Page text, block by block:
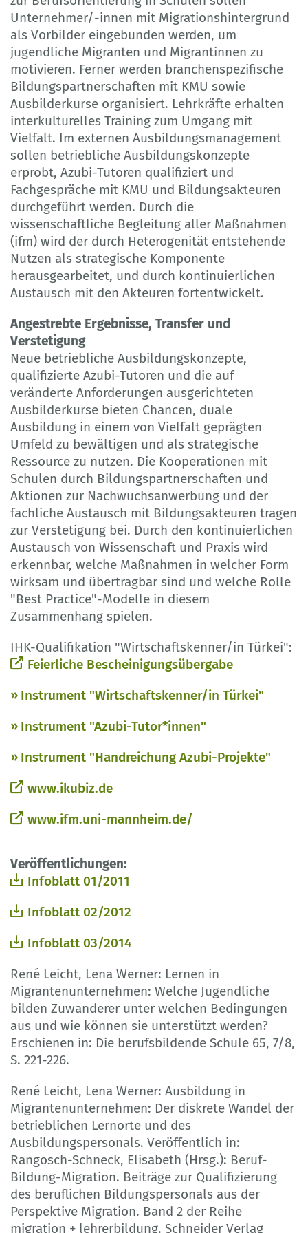
Unternehmer/-innen mit Migrationshintergrund
als Vorbilder eingebunden werden, um
jugendliche Migranten und Migrantinnen zu
motivieren. Ferner werden branchenspezifische
Bildungspartnerschaften mit KMU sowie
Ausbilderkurse organisiert. Lehrkräfte erhalten
interkulturelles Training zum Umgang mit
Vielfalt. Im externen Ausbildungsmanagement
sollen betriebliche Ausbildungskonzepte
erprobt, Azubi-Tutoren qualifiziert und
Fachgespräche mit KMU und Bildungsakteuren
durchgeführt werden. Durch die
wissenschaftliche Begleitung aller Maßnahmen
(ifm) wird der durch Heterogenität entstehende
Nutzen als strategische Komponente
herausgearbeitet, und durch kontinuierlichen
Austausch mit den Akteuren fortentwickelt.
Angestrebte Ergebnisse, Transfer und
Verstetigung
Neue betriebliche Ausbildungskonzepte,
qualifizierte Azubi-Tutoren und die auf
veränderte Anforderungen ausgerichteten
Ausbilderkurse bieten Chancen, duale
Ausbildung in einem von Vielfalt geprägten
Umfeld zu bewältigen und als strategische
Ressource zu nutzen. Die Kooperationen mit
Schulen durch Bildungspartnerschaften und
Aktionen zur Nachwuchsanwerbung und der
fachliche Austausch mit Bildungsakteuren tragen
zur Verstetigung bei. Durch den kontinuierlichen
Austausch von Wissenschaft und Praxis wird
erkennbar, welche Maßnahmen in welcher Form
wirksam und übertragbar sind und welche Rolle
"Best Practice"-Modelle in diesem
Zusammenhang spielen.
IHK-Qualifikation "Wirtschaftskenner/in Türkei":
Feierliche Bescheinigungsübergabe
Instrument "Wirtschaftskenner/in Türkei"
Instrument "Azubi-Tutor*innen"
Instrument "Handreichung Azubi-Projekte"
www.ikubiz.de
www.ifm.uni-mannheim.de/
Veröffentlichungen:
Infoblatt 01/2011
Infoblatt 02/2012
Infoblatt 03/2014
René Leicht, Lena Werner: Lernen in
Migrantenunternehmen: Welche Jugendliche
bilden Zuwanderer unter welchen Bedingungen
aus und wie können sie unterstützt werden?
Erschienen in: Die berufsbildende Schule 65, 7/8,
S. 221-226.
René Leicht, Lena Werner: Ausbildung in
Migrantenunternehmen: Der diskrete Wandel der
betrieblichen Lernorte und des
Ausbildungspersonals. Veröffentlich in:
Rangosch-Schneck, Elisabeth (Hrsg.): Beruf-
Bildung-Migration. Beiträge zur Qualifizierung
des beruflichen Bildungspersonals aus der
Perspektive Migration. Band 2 der Reihe
migration + lehrerbildung. Schneider Verlag